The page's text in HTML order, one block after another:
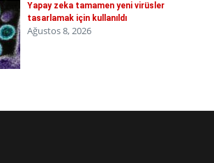
Yapay zeka tamamen yeni virüsler
tasarlamak için kullanıldı
Ağustos 8, 2026